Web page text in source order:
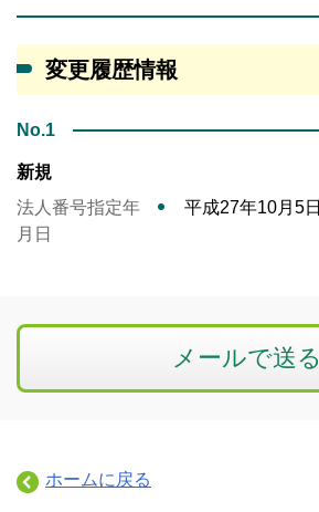
変更履歴情報
No.1
新規
法人番号指定年
月日
平成27年10月5日
メールで送る
ホームに戻る